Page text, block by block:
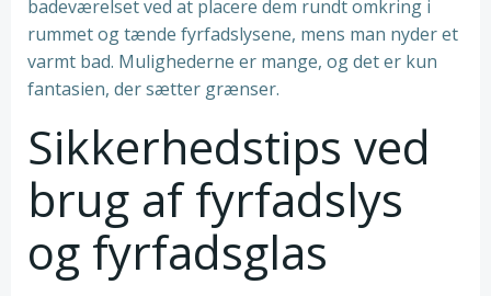
badeværelset ved at placere dem rundt omkring i
rummet og tænde fyrfadslysene, mens man nyder et
varmt bad. Mulighederne er mange, og det er kun
fantasien, der sætter grænser.
Sikkerhedstips ved
brug af fyrfadslys
og fyrfadsglas